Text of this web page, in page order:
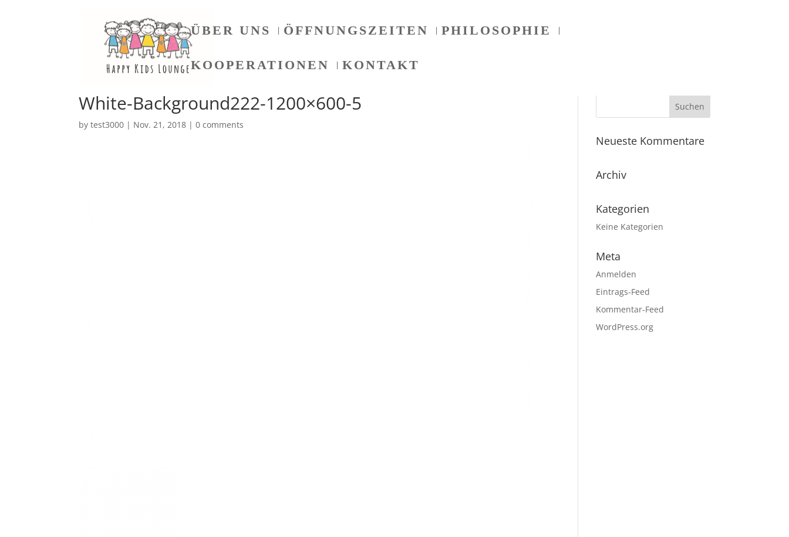
ÜBER UNS ÖFFNUNGSZEITEN PHILOSOPHIE
KOOPERATIONEN KONTAKT
White-Background222-1200×600-5
bytest3000 | Nov. 21, 2018 |0 comments
Neueste Kommentare
Archiv
Kategorien
Keine Kategorien
Meta
Anmelden
Eintrags-Feed
Kommentar-Feed
WordPress.org